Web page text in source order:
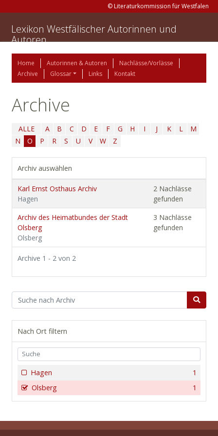
© Literaturkommission für Westfalen
Lexikon Westfälischer Autorinnen und
Autoren
Home Autorinnen & Autoren
Nachlässe/Vorlässe
Archive
Glossar Links Kontakt
Archive
ALLE A B C D E F G H I J K L
M
N
O P R S U V W Z
Archiv auswählen
Karl Ernst Osthaus Archiv
Hagen
2 Nachlässe
gefunden
Archiv des Heimatbundes der Stadt
Olsberg
Olsberg
3 Nachlässe
gefunden
Archive 1 - 2 von 2
Nach Ort filtern
1
Hagen
1
Olsberg